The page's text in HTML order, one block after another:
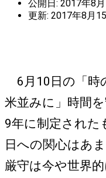
公開日: 2017年8
更新: 2017年8月
6月10日の「時
米並みに」時間
9年に制定された
日への関心はあ
厳守は今や世界